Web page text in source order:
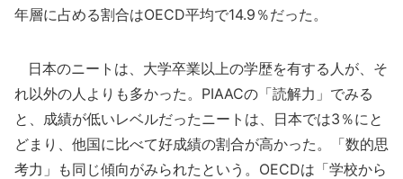
年層に占める割合はOECD平均で14.9％だった。
日本のニートは、大学卒業以上の学歴を有する人が、そ
れ以外の人よりも多かった。PIAACの「読解力」でみる
と、成績が低いレベルだったニートは、日本では3％にと
どまり、他国に比べて好成績の割合が高かった。「数的思
考力」も同じ傾向がみられたという。OECDは「学校から